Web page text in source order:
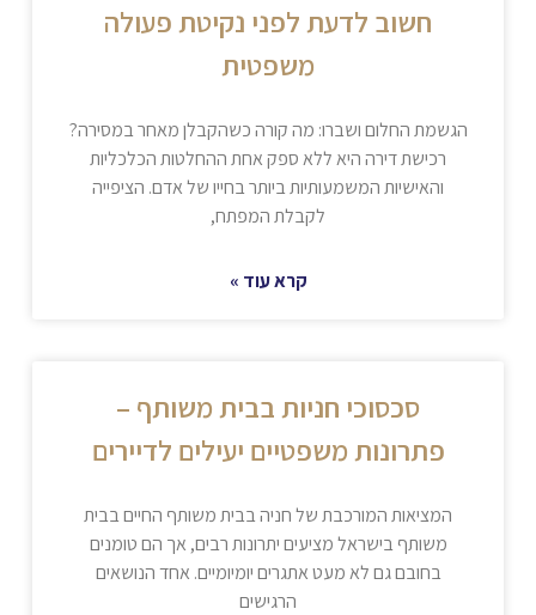
חשוב לדעת לפני נקיטת פעולה
משפטית
הגשמת החלום ושברו: מה קורה כשהקבלן מאחר במסירה?
רכישת דירה היא ללא ספק אחת ההחלטות הכלכליות
והאישיות המשמעותיות ביותר בחייו של אדם. הציפייה
לקבלת המפתח,
קרא עוד »
סכסוכי חניות בבית משותף –
פתרונות משפטיים יעילים לדיירים
המציאות המורכבת של חניה בבית משותף החיים בבית
משותף בישראל מציעים יתרונות רבים, אך הם טומנים
בחובם גם לא מעט אתגרים יומיומיים. אחד הנושאים
הרגישים